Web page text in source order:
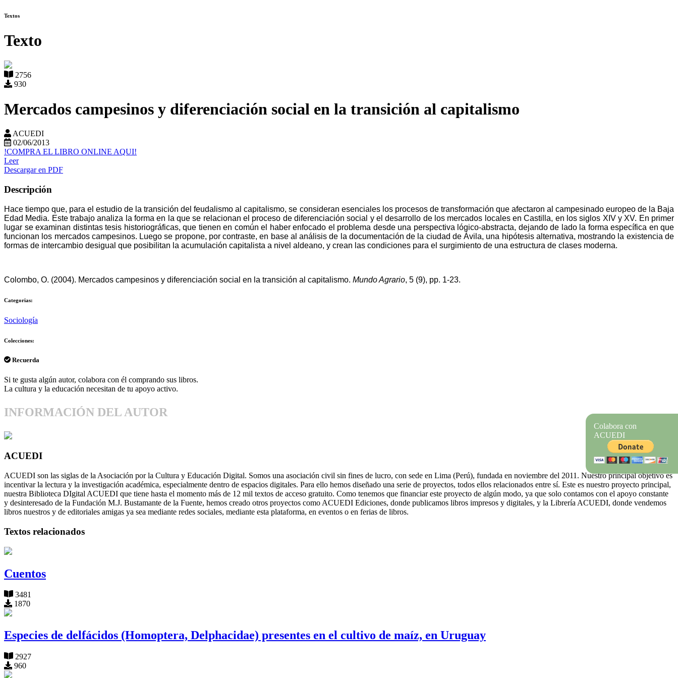
Textos
Texto
2756
930
Mercados campesinos y diferenciación social en la transición al capitalismo
ACUEDI
02/06/2013
!COMPRA EL LIBRO ONLINE AQUI!
Leer
Descargar en PDF
Descripción
Hace tiempo que, para el estudio de la transición del feudalismo al capitalismo, se consideran esenciales los procesos de transformación que afectaron al campesinado europeo de la Baja
Edad Media. Este trabajo analiza la forma en la que se relacionan el proceso de diferenciación social y el desarrollo de los mercados locales en Castilla, en los siglos XIV y XV. En primer
lugar se examinan distintas tesis historiográficas, que tienen en común el haber enfocado el problema desde una perspectiva lógico-abstracta, dejando de lado la forma específica en que
funcionan los mercados campesinos. Luego se propone, por contraste, en base al análisis de la documentación de la ciudad de Ávila, una hipótesis alternativa, mostrando la existencia de
formas de intercambio desigual que posibilitan la acumulación capitalista a nivel aldeano, y crean las condiciones para el surgimiento de una estructura de clases moderna.
Colombo, O. (2004). Mercados campesinos y diferenciación social en la transición al capitalismo. Mundo Agrario, 5 (9), pp. 1-23.
Categorias:
Sociología
Colecciones:
Recuerda
Si te gusta algún autor, colabora con él comprando sus libros.
La cultura y la educación necesitan de tu apoyo activo.
INFORMACIÓN DEL AUTOR
ACUEDI
ACUEDI son las siglas de la Asociación por la Cultura y Educación Digital. Somos una asociación civil sin fines de lucro, con sede en Lima (Perú), fundada en noviembre del 2011. Nuestro principal objetivo es
incentivar la lectura y la investigación académica, especialmente dentro de espacios digitales. Para ello hemos diseñado una serie de proyectos, todos ellos relacionados entre sí. Este es nuestro proyecto principal,
nuestra Biblioteca DIgital ACUEDI que tiene hasta el momento más de 12 mil textos de acceso gratuito. Como tenemos que financiar este proyecto de algún modo, ya que solo contamos con el apoyo constante
y desinteresado de la Fundación M.J. Bustamante de la Fuente, hemos creado otros proyectos como ACUEDI Ediciones, donde publicamos libros impresos y digitales, y la Librería ACUEDI, donde vendemos
libros nuestros y de editoriales amigas ya sea mediante redes sociales, mediante esta plataforma, en eventos o en ferias de libros.
Textos relacionados
Cuentos
3481
1870
Especies de delfácidos (Homoptera, Delphacidae) presentes en el cultivo de maíz, en Uruguay
2927
960
Colabora con
ACUEDI